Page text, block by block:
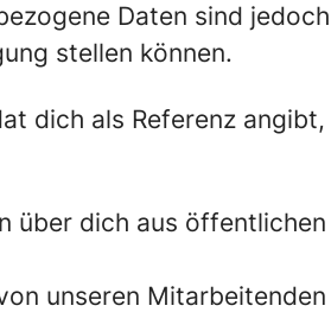
Daten sind
stellen können.
dich als Referenz
über dich aus
unseren